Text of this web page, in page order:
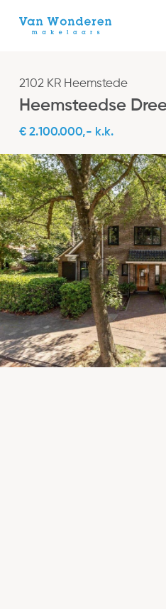
2102 KR Heemstede
Heemsteedse
€ 2.100.000,- k.k.